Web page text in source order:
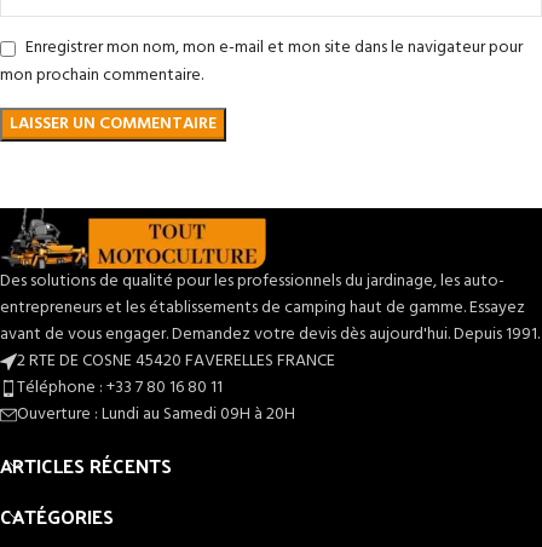
Enregistrer mon nom, mon e-mail et mon site dans le navigateur pour
mon prochain commentaire.
Des solutions de qualité pour les professionnels du jardinage, les auto-
entrepreneurs et les établissements de camping haut de gamme. Essayez
avant de vous engager. Demandez votre devis dès aujourd'hui. Depuis 1991.
2 RTE DE COSNE 45420 FAVERELLES FRANCE
Téléphone : +33 7 80 16 80 11
Ouverture : Lundi au Samedi 09H à 20H
ARTICLES RÉCENTS
CATÉGORIES